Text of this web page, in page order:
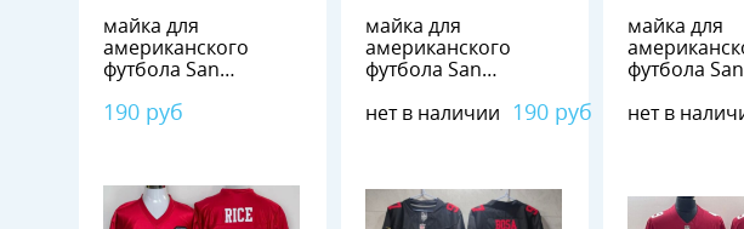
майка для
американского
футбола San
RICE
190 руб
майка для
американского
футбола San
BOSA
нет в наличии 190 руб
майка для
футбола San
FAITHFUL
нет в